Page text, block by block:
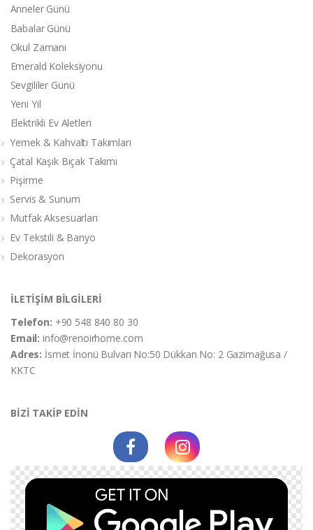
Anneler Günü
Babalar Günü
Okul Zamanı
Emerald Koleksiyonu
Sevgililer Günü
Yeni Yıl
Elektrikli Ev Aletleri
Yemek & Kahvaltı Takımları
Çatal Kaşık Bıçak Takımı
Pişirme
Servis & Sunum
Mutfak Aksesuarları
Ev Tekstili & Banyo
Dekorasyon
İLETİŞİM BİLGİLERİ
Telefon: +90 548 840 80 30
Email:info@renoirhome.com
Adres: İsmet İnonü Bulvarı No:50 Dükkan No: 2 Gazimağusa /
KKTC
BİZİ TAKİP EDİN